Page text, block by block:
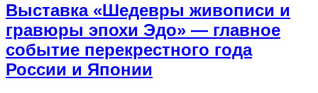
Выставка «Шедевры живописи и
гравюры эпохи Эдо» — главное
событие перекрестного года
России и Японии